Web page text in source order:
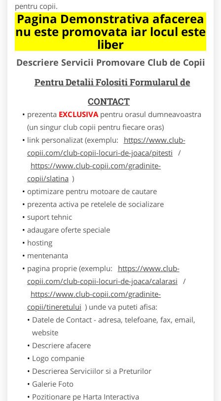
pentru copii.
Pagina Demonstrativa afacerea
nu este promovata iar locul este
liber
Descriere Servicii Promovare Club de Copii
Pentru Detalii Folositi Formularul de
CONTACT
prezenta EXCLUSIVApentru orasul dumneavoastra
(un singur club copii pentru fiecare oras)
link personalizat (exemplu:
https://www.club-
copii.com/club-copii-locuri-de-joaca/pitesti /
https://www.club-copii.com/gradinite-
copii/slatina )
optimizare pentru motoare de cautare
prezenta activa pe retelele de socializare
suport tehnic
adaugare oferte speciale
hosting
mentenanta
pagina proprie (exemplu:
https://www.club-
copii.com/club-copii-locuri-de-joaca/calarasi /
https://www.club-copii.com/gradinite-
copii/tineretului ) unde va puteti afisa:
Datele de Contact - adresa, telefoane, fax, email,
website
Descriere afacere
Logo companie
Descrierea Serviciilor si a Preturilor
Galerie Foto
Pozitionare pe Harta Interactiva